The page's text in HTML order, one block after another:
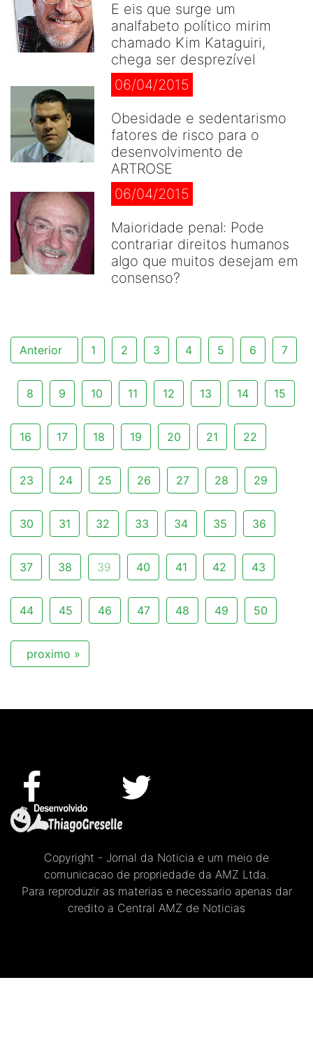
E eis que surge um
analfabeto político mirim
chamado Kim Kataguiri,
chega ser desprezível
06/04/2015
Obesidade e sedentarismo
fatores de risco para o
desenvolvimento de
ARTROSE
06/04/2015
Maioridade penal: Pode
contrariar direitos humanos
algo que muitos desejam em
consenso?
Anterior 1 2 3 4 5 6 7
8 9 10 11 12 13 14 15
16 17 18 19 20 21 22
23 24 25 26 27 28 29
30 31 32 33 34 35 36
37 38 39 40 41 42 43
44 45 46 47 48 49 50
proximo »
Copyright - Jornal da Noticia e um meio de
comunicacao de propriedade da AMZ Ltda.
Para reproduzir as materias e necessario apenas dar
credito a Central AMZ de Noticias